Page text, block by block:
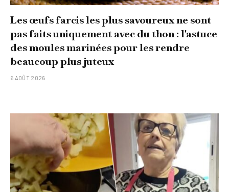
Les œufs farcis les plus savoureux ne sont
pas faits uniquement avec du thon : l'astuce
des moules marinées pour les rendre
beaucoup plus juteux
6 AOÛT 2026